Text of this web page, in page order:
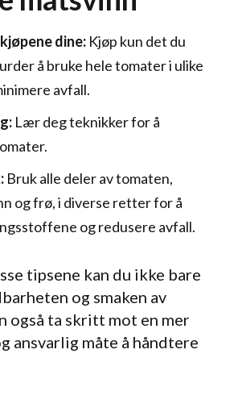
dine: Kjøp kun det du
å bruke hele tomater i ulike
avfall.
Lær deg teknikker for å
Bruk alle deler av tomaten,
og frø, i diverse retter for å
og redusere avfall.
tipsene kan du ikke bare
og smaken av
også ta skritt mot en mer
ansvarlig måte å håndtere